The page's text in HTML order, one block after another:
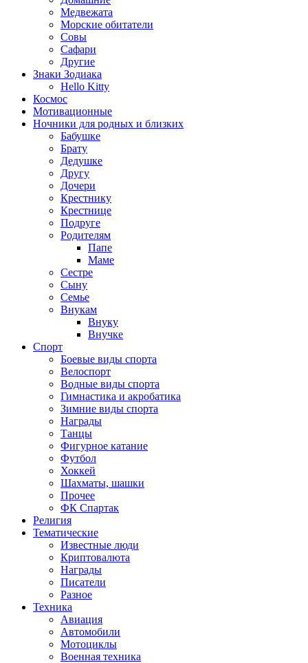
Медвежата
Морские обитатели
Совы
Сафари
Другие
Знаки Зодиака
Hello Kitty
Космос
Мотивационные
Ночники для родных и близких
Бабушке
Брату
Дедушке
Другу
Дочери
Крестнику
Крестнице
Подруге
Родителям
Папе
Маме
Сестре
Сыну
Семье
Внукам
Внуку
Внучке
Спорт
Боевые виды спорта
Велоспорт
Водные виды спорта
Гимнастика и акробатика
Зимние виды спорта
Награды
Танцы
Фигурное катание
Футбол
Хоккей
Шахматы, шашки
Прочее
ФК Спартак
Религия
Тематические
Известные люди
Криптовалюта
Награды
Писатели
Разное
Техника
Авиация
Автомобили
Мотоциклы
Военная техника